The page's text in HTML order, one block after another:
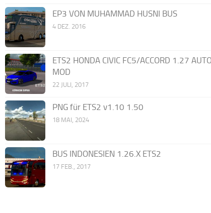
EP3 VON MUHAMMAD HUSNI BUS
4 DEZ. 2016
ETS2 HONDA CIVIC FC5/ACCORD 1.27
MOD
22 JULI, 2017
PNG für ETS2 v1.10 1.50
18 MAI, 2024
BUS INDONESIEN 1.26.X ETS2
17 FEB., 2017